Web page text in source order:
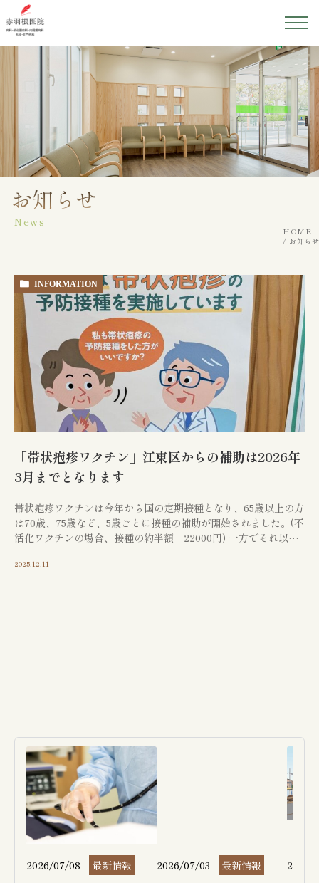
ホーム
院長紹介
初めての方へ
診療案内
CONTACT
お問い合わせ
江東区で胃腸や肛門でお
悩みの方は
お気軽にご相談下さい
胃やお尻の不調は、早期の検査・治療が大切
お知らせ
News
HOME
お知らせ
INFORMATION
「帯状疱疹ワクチン」江東区からの補助は2026年
3月までとなります
帯状疱疹ワクチンは今年から国の定期接種となり、65歳以上の方
は70歳、75歳など、5歳ごとに接種の補助が開始されました。(不
活化ワクチンの場合、接種の約半額 22000円) 一方でそれ以前
2025.12.11
2026/07/08 最新情報 2026/07/03 最新情報 2026/